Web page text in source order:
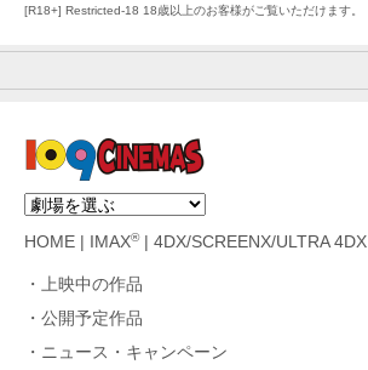
[R18+] Restricted-18 18歳以上のお客様がご覧いただけます。
HOME IMAX®| 4DX/SCREENX/ULTRA 4DX
上映中の作品
公開予定作品
ニュース・キャンペーン